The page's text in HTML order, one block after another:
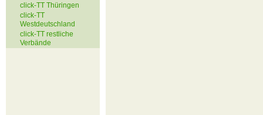
click-TT Thüringen
click-TT
Westdeutschland
click-TT restliche
Verbände